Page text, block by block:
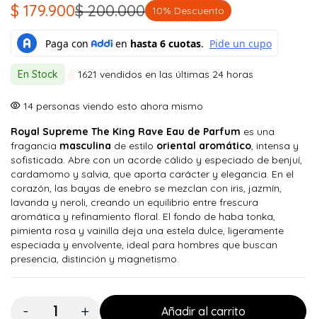
$200.000
El
precio
original
era:
$ 200.000.
$ 179.900
El
precio
actual
es:
$ 179.900.
10% Descuento
En Stock 1621 vendidos en las últimas 24 horas
14 personas viendo esto ahora mismo
Royal Supreme The King Rave Eau de Parfum es una
fragancia masculina de estilo oriental aromático, intensa y
sofisticada. Abre con un acorde cálido y especiado de benjuí,
cardamomo y salvia, que aporta carácter y elegancia. En el
corazón, las bayas de enebro se mezclan con iris, jazmín,
lavanda y neroli, creando un equilibrio entre frescura
aromática y refinamiento floral. El fondo de haba tonka,
pimienta rosa y vainilla deja una estela dulce, ligeramente
especiada y envolvente, ideal para hombres que buscan
presencia, distinción y magnetismo.
Cantidad:
Añadir al carrito